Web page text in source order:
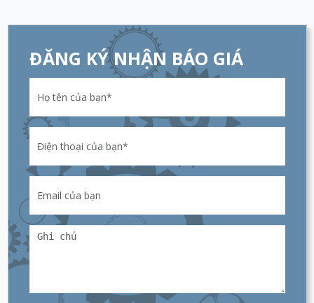
ĐĂNG KÝ NHẬN BÁO GIÁ